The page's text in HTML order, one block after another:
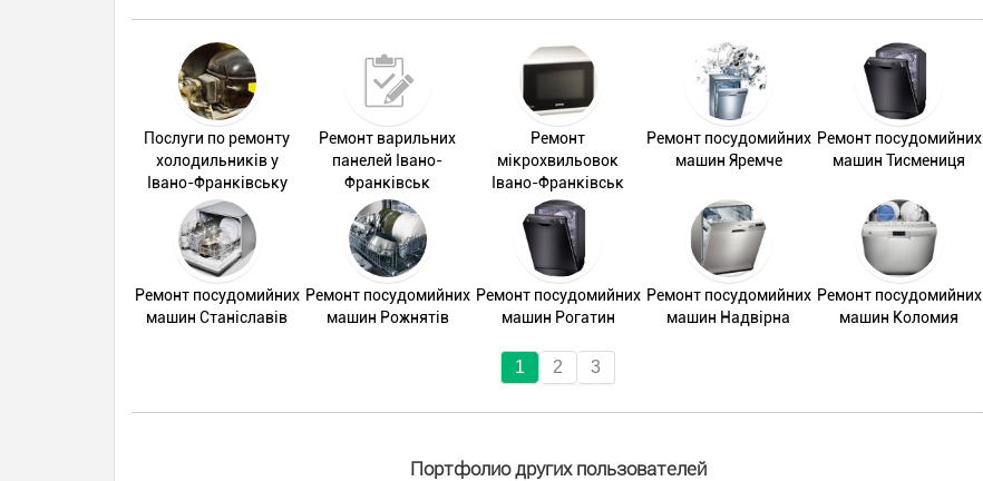
Послуги по ремонту
холодильників у
Івано-Франківську
Ремонт варильних
панелей Івано-
Франківськ
Ремонт
мікрохвильовок
Івано-Франківськ
Ремонт посудомийних
машин Яремче
Ремонт посудомийних
машин Тисмениця
Ремонт посудомийних
машин Станіславів
Ремонт посудомийних
машин Рожнятів
Ремонт посудомийних
машин Рогатин
Ремонт посудомийних
машин Надвірна
Ремонт посудомийних
машин Коломия
1 2 3
Портфолио других пользователей